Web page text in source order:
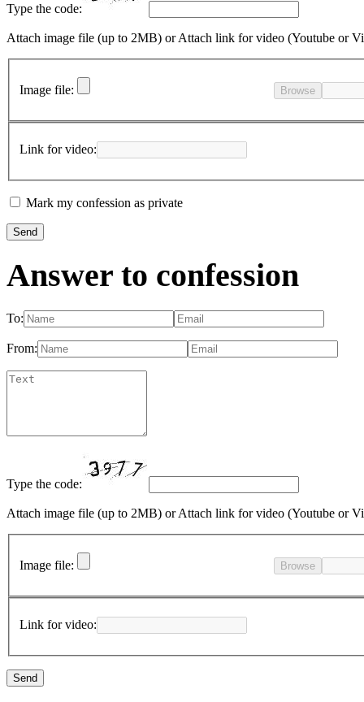
Type the code:
Attach image file (up to 2MB) or Attach link for video (Youtube or
Image file: Browse
Link for video:
Mark my confession as private
Answer to confession
To:
From:
Type the code:
Attach image file (up to 2MB) or Attach link for video (Youtube or
Image file: Browse
Link for video: